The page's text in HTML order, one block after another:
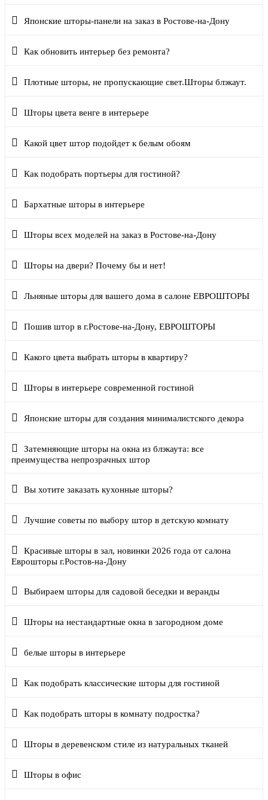
Японские шторы-панели на заказ в Ростове-на-Дону
Как обновить интерьер без ремонта?
Плотные шторы, не пропускающие свет.Шторы блэкаут.
Шторы цвета венге в интерьере
Какой цвет штор подойдет к белым обоям
Как подобрать портьеры для гостиной?
Бархатные шторы в интерьере
Шторы всех моделей на заказ в Ростове-на-Дону
Шторы на двери? Почему бы и нет!
Льняные шторы для вашего дома в салоне ЕВРОШТОРЫ
Пошив штор в г.Ростове-на-Дону, ЕВРОШТОРЫ
Какого цвета выбрать шторы в квартиру?
Шторы в интерьере современной гостиной
Японские шторы для создания минималистского декора
Затемняющие шторы на окна из блэкаута: все
преимущества непрозрачных штор
Вы хотите заказать кухонные шторы?
Лучшие советы по выбору штор в детскую комнату
Красивые шторы в зал, новинки 2026 года от салона
Еврошторы г.Ростов-на-Дону
Выбираем шторы для садовой беседки и веранды
Шторы на нестандартные окна в загородном доме
белые шторы в интерьере
Как подобрать классические шторы для гостиной
Как подобрать шторы в комнату подростка?
Шторы в деревенском стиле из натуральных тканей
Шторы в офис